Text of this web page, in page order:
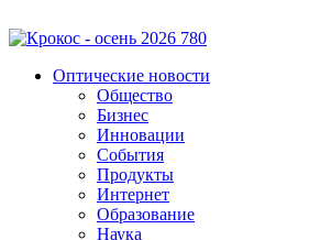
Оптические новости
Общество
Бизнес
Инновации
События
Продукты
Интернет
Образование
Наука